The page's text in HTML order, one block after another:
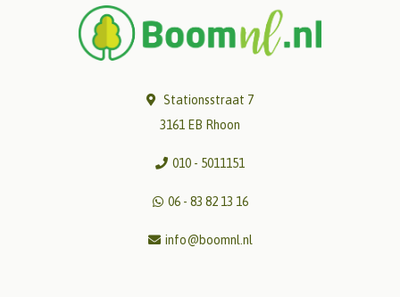
Stationsstraat 7
3161 EB Rhoon
010 - 5011151
06 - 83 82 13 16
info@boomnl.nl